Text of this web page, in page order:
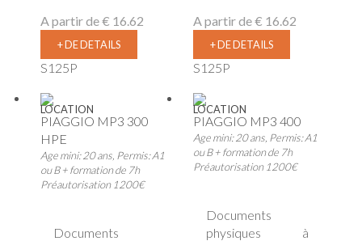
A partir de€ 16.62
+ DE DETAILS
S125P
A partir de€ 16.62
+ DE DETAILS
S125P
LOCATION
PIAGGIO MP3 300
HPE
Age mini: 20 ans, Permis: A1
ou B + formation de 7h
Préautorisation 1200€
Documents
LOCATION
PIAGGIO MP3 400
Age mini: 20 ans, Permis: A1
ou B + formation de 7h
Préautorisation 1200€
Documents
physiques à